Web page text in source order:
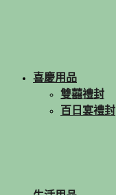
喜慶用品
雙囍禮封
百日宴禮封